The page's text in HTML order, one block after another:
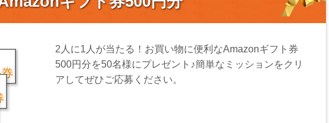
2人に1人が当たる！お買い物に便利なAmazonギフト券
500円分を50名様にプレゼント♪簡単なミッションをクリ
アしてぜひご応募ください。